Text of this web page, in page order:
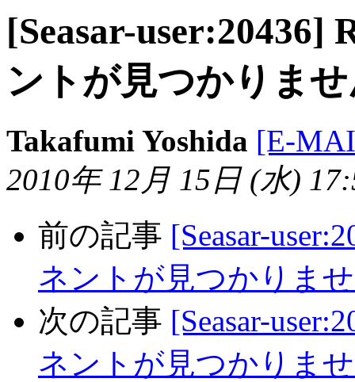
[Seasar-user:20436]
ントが見つかりま
Takafumi Yoshida [E-
2010年 12月 15日 (水)
前の記事 [Seasar-
ネントが見つかりま
次の記事 [Seasar-
ネントが見つかりま